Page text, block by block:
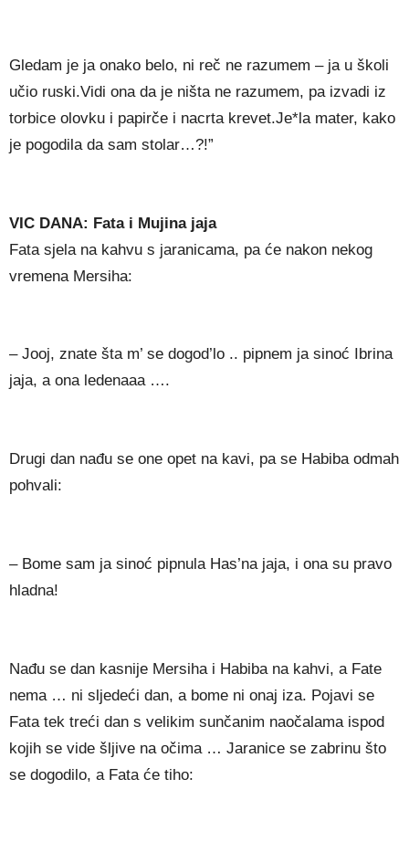
Gledam je ja onako belo, ni reč ne razumem – ja u školi
učio ruski.Vidi ona da je ništa ne razumem, pa izvadi iz
torbice olovku i papirče i nacrta krevet.Je*la mater, kako
je pogodila da sam stolar…?!”
VIC DANA: Fata i Mujina jaja
Fata sjela na kahvu s jaranicama, pa će nakon nekog
vremena Mersiha:
– Jooj, znate šta m’ se dogod’lo .. pipnem ja sinoć Ibrina
jaja, a ona ledenaaa ….
Drugi dan nađu se one opet na kavi, pa se Habiba odmah
pohvali:
– Bome sam ja sinoć pipnula Has’na jaja, i ona su pravo
hladna!
Nađu se dan kasnije Mersiha i Habiba na kahvi, a Fate
nema … ni sljedeći dan, a bome ni onaj iza. Pojavi se
Fata tek treći dan s velikim sunčanim naočalama ispod
kojih se vide šljive na očima … Jaranice se zabrinu što
se dogodilo, a Fata će tiho: